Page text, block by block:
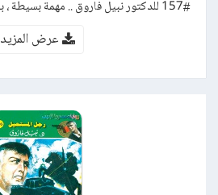
#157 للدكتور نبيل فاروق .. مهمة بسيطة ، بدأ بها ( أدهم ) عمله…
عرض المزيد